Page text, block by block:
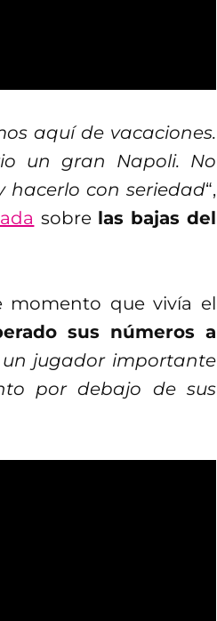
aquí de vacaciones.
un gran Napoli. No
hacerlo con seriedad“,
sobre las bajas del
momento que vivía el
sus números a
un jugador importante
por debajo de sus